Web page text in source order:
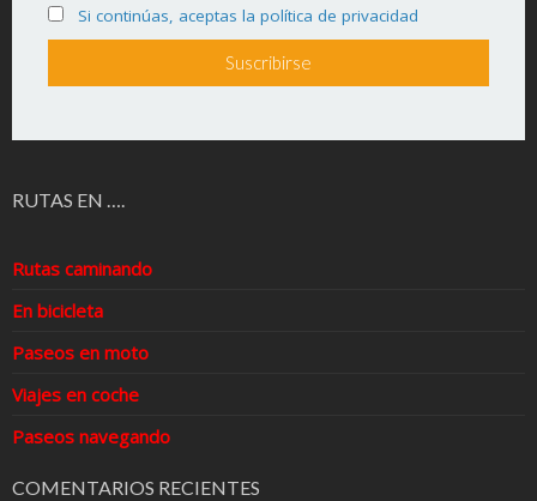
Si continúas, aceptas la política de privacidad
RUTAS EN ….
Rutas caminando
En bicicleta
Paseos en moto
Viajes en coche
Paseos navegando
COMENTARIOS RECIENTES